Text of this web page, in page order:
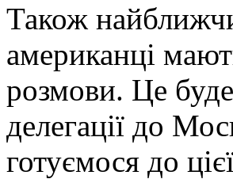
Також
американці
розмови. Це
делегації до
готуємося до